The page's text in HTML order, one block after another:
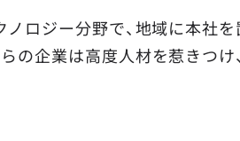
ロジー分野で、地域に本社を
の企業は高度人材を惹きつけ